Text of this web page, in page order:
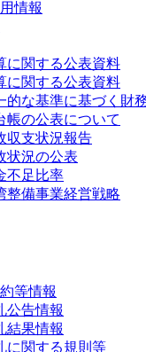
情報
に関する公表資料
に関する公表資料
的な基準に基づく財
帳の公表について
収支状況報告
状況の公表
不足比率
整備事業経営戦略
等情報
公告情報
結果情報
に関する規則等